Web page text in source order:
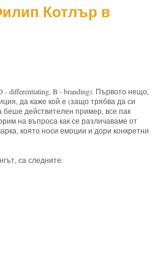
Котлър в
differentiating, B - branding). Първото нещо,
да каже кой е (защо трябва да си
беше действителен пример, все пак
на въпроса как се различаваме от
която носи емоции и дори конкретни
са следните: